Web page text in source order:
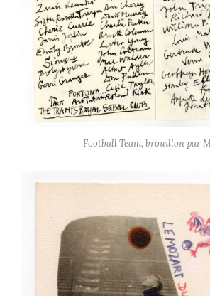
Football Team, brouillon par